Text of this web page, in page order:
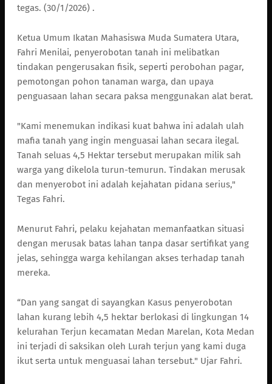
tegas. (30/1/2026) .
Ketua Umum Ikatan Mahasiswa Muda Sumatera Utara,
Fahri Menilai, penyerobotan tanah ini melibatkan
tindakan pengerusakan fisik, seperti perobohan pagar,
pemotongan pohon tanaman warga, dan upaya
penguasaan lahan secara paksa menggunakan alat berat.
"Kami menemukan indikasi kuat bahwa ini adalah ulah
mafia tanah yang ingin menguasai lahan secara ilegal.
Tanah seluas 4,5 Hektar tersebut merupakan milik sah
warga yang dikelola turun-temurun. Tindakan merusak
dan menyerobot ini adalah kejahatan pidana serius,"
Tegas Fahri.
Menurut Fahri, pelaku kejahatan memanfaatkan situasi
dengan merusak batas lahan tanpa dasar sertifikat yang
jelas, sehingga warga kehilangan akses terhadap tanah
mereka.
“Dan yang sangat di sayangkan Kasus penyerobotan
lahan kurang lebih 4,5 hektar berlokasi di lingkungan 14
kelurahan Terjun kecamatan Medan Marelan, Kota Medan
ini terjadi di saksikan oleh Lurah terjun yang kami duga
ikut serta untuk menguasai lahan tersebut." Ujar Fahri.